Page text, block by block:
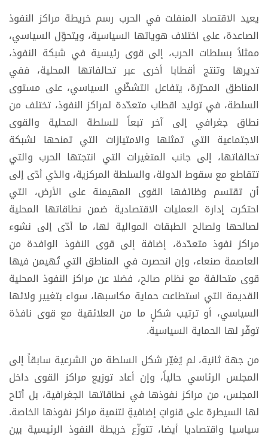
يعيد الاقتصاد المنفلت في الحرب رسم خريطة مراكز النفوذ
الصاعدة، على اختلاف هوياتها السياسية، ويتحوّل السياسي،
ممثلاً بسلطات الحرب، إلى قوى رئيسية في شبكة النفوذ،
تديرها وتنتج أقطابا أخرى عبر تحالفاتها المحلية، ففي
المناطق المحرّرة، يتفاعل التشظّي السياسي، على مستوى
السلطة، في توليد اقطاب متعدّدة لمراكز النفوذ، تختلف من
نطاق جغرافي إلى آخر تبعاً للسلطة المحلية والقوى
الاجتماعية التي تمثلها والامتيازات التي تمنحها لشبكة
تحالفاتها، إلى جانب المتغيرات التي انتجتها الحرب والتي
تتقاطع مع سقوط الدولة، والسلطة المركزية، والذي أدّى إلى
أن تقتسم وظائفها القوى المهيمنة على الأرض، التي
احتكرت إدارة العمليات الاقتصادية ضمن نطاقاتها المحلية
لصالحها ولصالح الطبقات الموالية لها، ما أدّى إلى نشوء
مراكز نفوذ متعدّدة، إضافة إلى قوى النفوذ الوافدة من
العاصمة صنعاء، وإن انحصرت في المناطق التي تُهيمن فيها
قوى متحالفة مع نظام صالح، فضلا عن مراكز النفوذ المحلية
القديمة التي استطاعت حماية مكاسبها، سواء بتغيير ولائها
السياسي، أو ترتيب شكلٍ ما من العلائقية مع قوى نافذة
توفّر لها الحماية السياسية.
من جهة ثانية، لم يُغيّر شكل السلطة من الشرعية سابقاً إلى
المجلس الرئاسي حالياً، وإن أعاد توزيع مراكز القوى داخل
المجلس، من مراكز نفوذها في نطاقاتها الجغرافية، بل أتاح
لها السيطرة على قنواتٍ إضافيةٍ لتنمية مراكز نفوذها الخاصة.
سياسيا واقتصاديا أيضا، تتوزّع خريطة النفوذ الرئيسية بين